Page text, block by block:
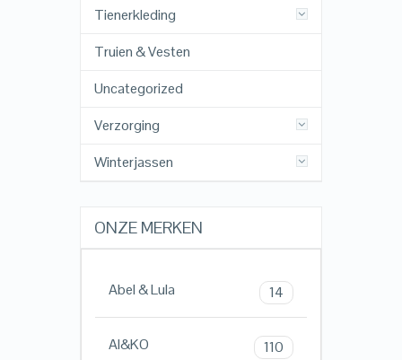
Tienerkleding
Truien & Vesten
Uncategorized
Verzorging
Winterjassen
ONZE MERKEN
Abel & Lula 14
AI&KO 110